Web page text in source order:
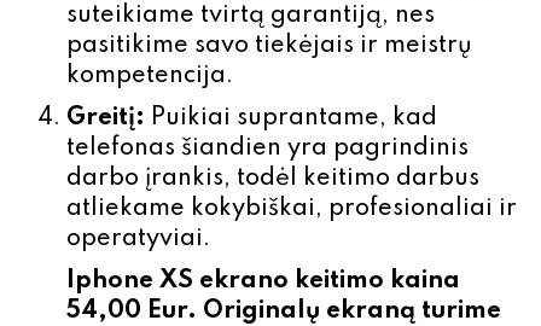
suteikiame tvirtą garantiją, nes
pasitikime savo tiekėjais ir meistrų
kompetencija.
Greitį: Puikiai suprantame, kad
telefonas šiandien yra pagrindinis
darbo įrankis, todėl keitimo darbus
atliekame kokybiškai, profesionaliai ir
operatyviai.
Iphone XS ekrano keitimo kaina
54,00 Eur. Originalų ekraną turime